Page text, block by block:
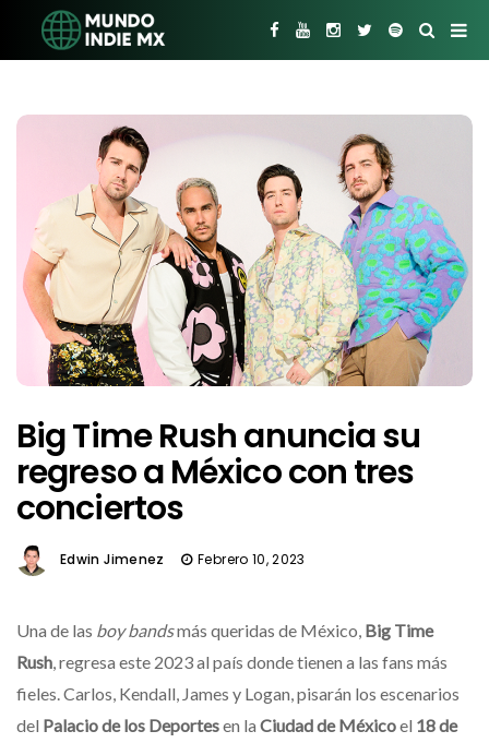
Big Time Rush anuncia su
regreso a México con tres
conciertos
Edwin Jimenez Febrero 10, 2023
Una de las boy bandsmás queridas de México, Big Time
Rush,regresa este 2023 al país donde tienen a las fans más
fieles. Carlos, Kendall, James y Logan, pisarán los escenarios
del Palacio de los Deportesen la Ciudad de Méxicoel 18 de